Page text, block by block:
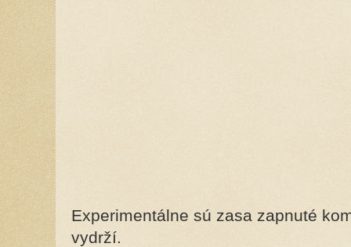
Experimentálne sú zasa zapnuté
vydrží.